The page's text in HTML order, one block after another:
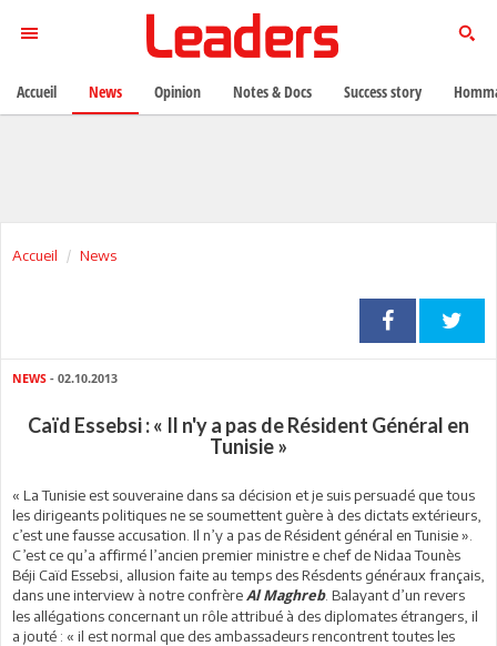
Accueil News
NEWS - 02.10.2013
Caïd Essebsi : « Il n'y a pas de Résident Général en
Tunisie »
« La Tunisie est souveraine dans sa décision et je suis persuadé que tous
les dirigeants politiques ne se soumettent guère à des dictats extérieurs,
c’est une fausse accusation. Il n’y a pas de Résident général en Tunisie ».
C’est ce qu’a affirmé l’ancien premier ministre e chef de Nidaa Tounès
Béji Caïd Essebsi, allusion faite au temps des Résdents généraux français,
dans une interview à notre confrère Al Maghreb. Balayant d’un revers
les allégations concernant un rôle attribué à des diplomates étrangers, il
a jouté : « il est normal que des ambassadeurs rencontrent toutes les
Accueil News Opinion Notes & Docs Success story